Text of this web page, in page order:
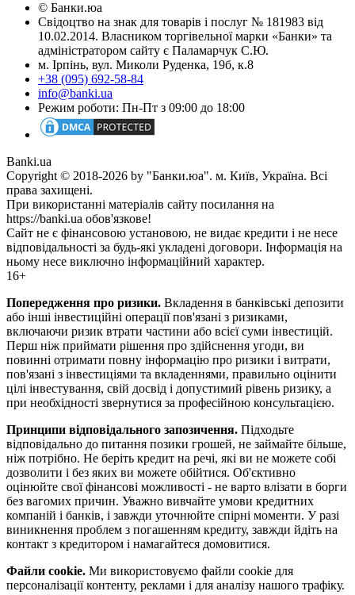
© Банки.юа
Свідоцтво на знак для товарів і послуг № 181983 від
10.02.2014. Власником торгівельної марки «Банки» та
адміністратором сайту є Паламарчук С.Ю.
м. Ірпінь, вул. Миколи Руденка, 19б, к.8
+38 (095) 692-58-84
info@banki.ua
Режим роботи: Пн-Пт з 09:00 до 18:00
Banki.ua
Copyright © 2018-2026 by "Банки.юа". м. Київ, Україна. Всі
права захищені.
При використанні матеріалів сайту посилання на
https://banki.ua обов'язкове!
Сайт не є фінансовою установою, не видає кредити і не несе
відповідальності за будь-які укладені договори. Інформація на
ньому несе виключно інформаційний характер.
16+
Попередження про ризики. Вкладення в банківські депозити
або інші інвестиційні операції пов'язані з ризиками,
включаючи ризик втрати частини або всієї суми інвестицій.
Перш ніж приймати рішення про здійснення угоди, ви
повинні отримати повну інформацію про ризики і витрати,
пов'язані з інвестиціями та вкладеннями, правильно оцінити
цілі інвестування, свій досвід і допустимий рівень ризику, а
при необхідності звернутися за професійною консультацією.
Принципи відповідального запозичення. Підходьте
відповідально до питання позики грошей, не займайте більше,
ніж потрібно. Не беріть кредит на речі, які ви не можете собі
дозволити і без яких ви можете обійтися. Об'єктивно
оцінюйте свої фінансові можливості - не варто влізати в борги
без вагомих причин. Уважно вивчайте умови кредитних
компаній і банків, і завжди уточнюйте спірні моменти. У разі
виникнення проблем з погашенням кредиту, завжди йдіть на
контакт з кредитором і намагайтеся домовитися.
Файли cookie. Ми використовуємо файли cookie для
персоналізації контенту, реклами і для аналізу нашого трафіку.